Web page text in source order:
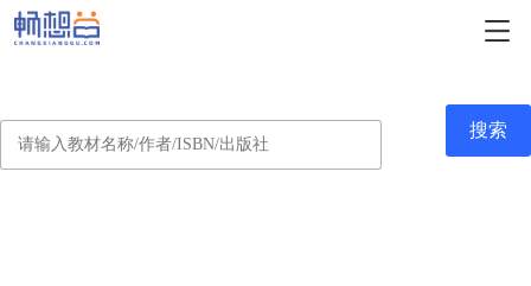
搜索